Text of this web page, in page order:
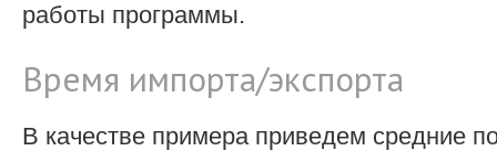
работы программы.
Время импорта/экспорта
В качестве примера приведем средние